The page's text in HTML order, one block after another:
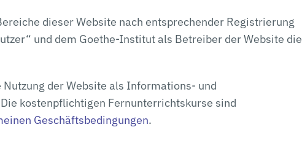
dieser Website nach entsprechender Registrierung
und dem Goethe-Institut als Betreiber der Website die
der Website als Informations- und
kostenpflichtigen Fernunterrichtskurse sind
Geschäftsbedingungen.